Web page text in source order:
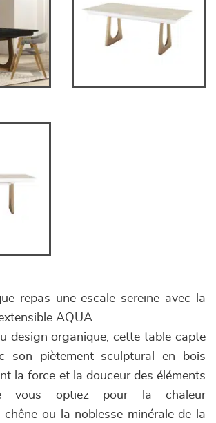
repas une escale sereine avec la
AQUA.
design organique, cette table capte
son piètement sculptural en bois
la force et la douceur des éléments
vous optiez pour la chaleur
chêne ou la noblesse minérale de la